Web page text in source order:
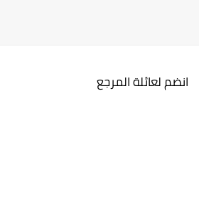
انضم لعائلة المرجع